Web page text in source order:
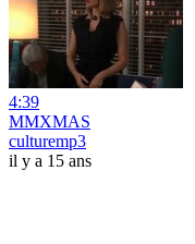
4:39
MMXMAS
culturemp3
il y a 15 ans